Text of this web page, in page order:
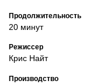
Продолжительность
20 минут
Режиссер
Крис Найт
Производство